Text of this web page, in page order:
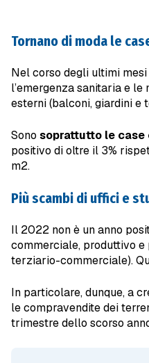
Tornano di moda le
Nel corso degli ultimi
l’emergenza sanitaria e
esterni (balconi, giardini e
Sono soprattutto le case
positivo di oltre il 3%
m2.
Più scambi di uffici e
Il 2022 non è un anno
commerciale, produttivo e
terziario-commerciale).
In particolare, dunque, a
le compravendite dei
trimestre dello scorso